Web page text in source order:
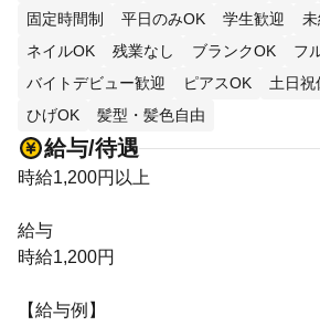
固定時間制 平日のみOK 学生歓迎
ネイルOK
残業なし ブランクOK
フ
バイトデビュー歓迎
ピアスOK 土日祝
ひげOK
髪型・髪色自由
給与/待遇
時給1,200円以上
給与
時給1,200円
【給与例】